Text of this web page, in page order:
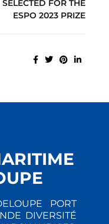
SELECTED FOR THE
ESPO 2023 PRIZE
PORT
DIVERSITÉ